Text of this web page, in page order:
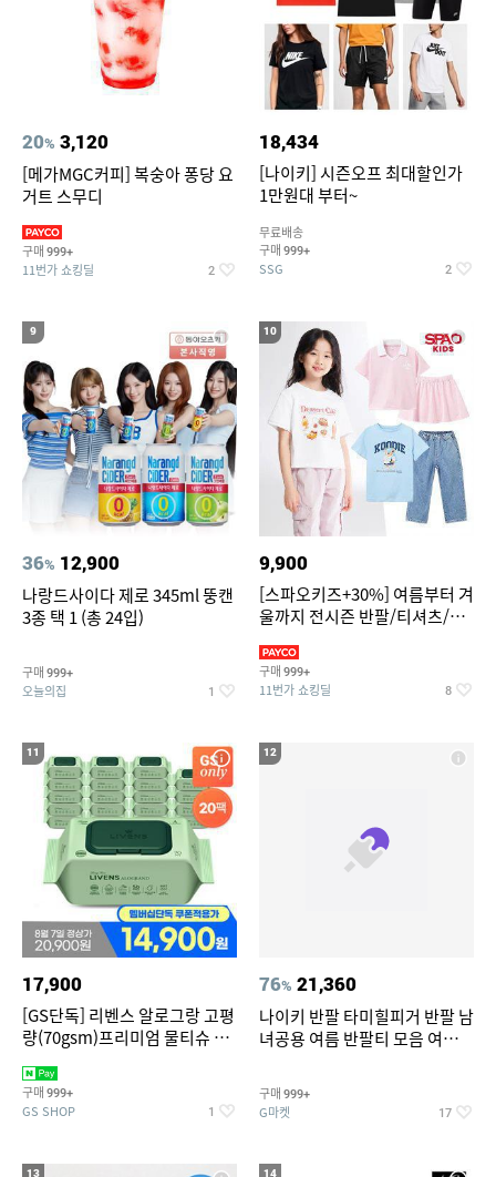
20% 3,120
[메가MGC커피] 복숭아 퐁당 요
거트 스무디
구매 999+
11번가 쇼킹딜 2
18,434
[나이키] 시즌오프 최대할인가
1만원대 부터~
무료배송
구매 999+
SSG 2
9
36% 12,900
나랑드사이다 제로 345ml 뚱캔
3종 택 1 (총 24입)
구매 999+
오늘의집 1
10
9,900
[스파오키즈+30%] 여름부터 겨
울까지 전시즌 반팔/티셔츠/셋
구매 999+
11번가 쇼킹딜 8
11
17,900
[GS단독] 리벤스 알로그랑 고평
량(70gsm)프리미엄 물티슈 70
구매 999+
GS SHOP 1
12
76% 21,360
나이키 반팔 타미힐피거 반팔 남
녀공용 여름 반팔티 모음 여름
구매 999+
G마켓 17
13 14